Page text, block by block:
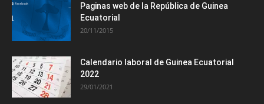
Paginas web de la República de Guinea
Ecuatorial
20/11/2015
Calendario laboral de Guinea Ecuatorial
2022
29/01/2021